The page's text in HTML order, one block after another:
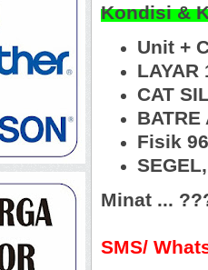
Kondisi &
Unit +
LAYAR
CAT
BATRE
Fisik
Minat ...
SMS/